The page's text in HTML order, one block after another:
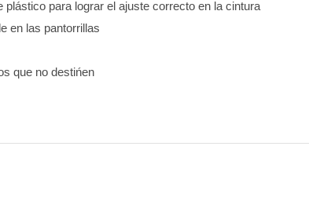
plástico para lograr el ajuste correcto en la cintura
en las pantorrillas
que no destińen